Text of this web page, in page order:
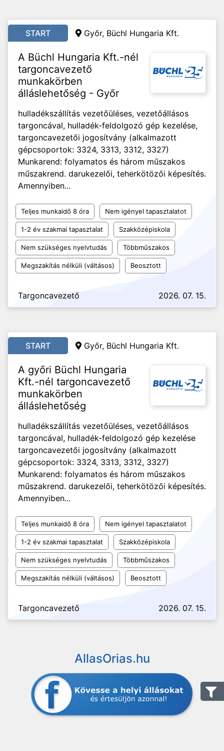
START Győr, Büchl Hungaria Kft.
A Büchl Hungaria Kft.-nél
targoncavezető
munkakörben
álláslehetőség - Győr
hulladékszállítás vezetőüléses, vezetőállásos
targoncával, hulladék-feldolgozó gép kezelése,
targoncavezetői jogosítvány (alkalmazott
gépcsoportok: 3324, 3313, 3312, 3327)
Munkarend: folyamatos és három műszakos
műszakrend. darukezelői, teherkötözői képesítés.
Amennyiben...
Teljes munkaidő 8 óra Nem igényel tapasztalatot
1-2 év szakmai tapasztalat Szakközépiskola
Nem szükséges nyelvtudás Többműszakos
Megszakítás nélküli (váltásos) Beosztott
Targoncavezető 2026. 07. 15.
START Győr, Büchl Hungaria Kft.
A győri Büchl Hungaria
Kft.-nél targoncavezető
munkakörben
álláslehetőség
hulladékszállítás vezetőüléses, vezetőállásos
targoncával, hulladék-feldolgozó gép kezelése
targoncavezetői jogosítvány (alkalmazott
gépcsoportok: 3324, 3313, 3312, 3327)
Munkarend: folyamatos és három műszakos
műszakrend. darukezelői, teherkötözői képesítés.
Amennyiben...
Teljes munkaidő 8 óra Nem igényel tapasztalatot
1-2 év szakmai tapasztalat Szakközépiskola
Nem szükséges nyelvtudás Többműszakos
Megszakítás nélküli (váltásos) Beosztott
Targoncavezető 2026. 07. 15.
AllasOrias.hu